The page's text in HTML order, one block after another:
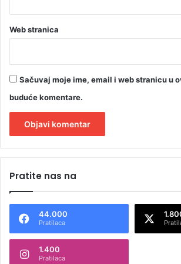
Web stranica
Sačuvaj moje ime, email i web stranicu u
buduće komentare.
t
n
Pratite nas na
44.000
Pratilaca
1.400
Pratilaca